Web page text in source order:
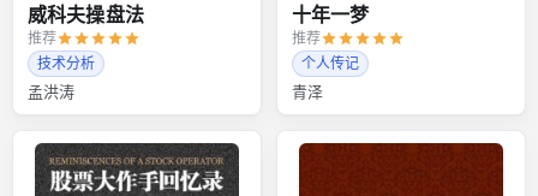
威科夫操盘法
推荐
技术分析
孟洪涛
十年一梦
推荐
个人传记
青泽